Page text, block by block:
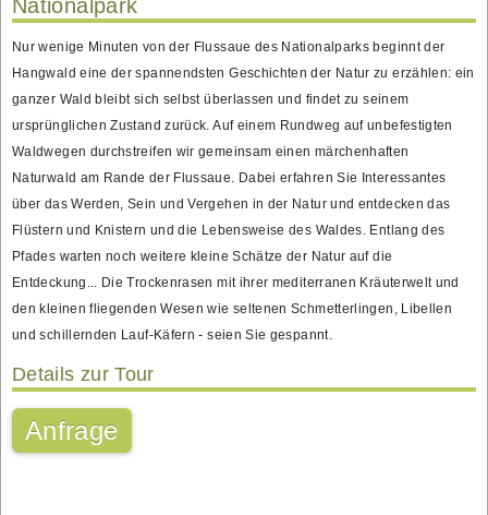
Nationalpark
Nur wenige Minuten von der Flussaue des Nationalparks beginnt der
Hangwald eine der spannendsten Geschichten der Natur zu erzählen: ein
ganzer Wald bleibt sich selbst überlassen und findet zu seinem
ursprünglichen Zustand zurück. Auf einem Rundweg auf unbefestigten
Waldwegen durchstreifen wir gemeinsam einen märchenhaften
Naturwald am Rande der Flussaue. Dabei erfahren Sie Interessantes
über das Werden, Sein und Vergehen in der Natur und entdecken das
Flüstern und Knistern und die Lebensweise des Waldes. Entlang des
Pfades warten noch weitere kleine Schätze der Natur auf die
Entdeckung... Die Trockenrasen mit ihrer mediterranen Kräuterwelt und
den kleinen fliegenden Wesen wie seltenen Schmetterlingen, Libellen
und schillernden Lauf-Käfern - seien Sie gespannt.
Details zur Tour
Anfrage